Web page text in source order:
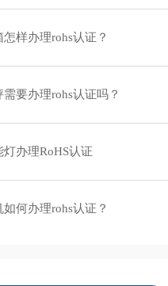
怎样办理rohs认证？
需要办理rohs认证吗？
灯办理RoHS认证
如何办理rohs认证？